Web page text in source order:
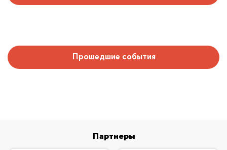
Прошедшие события
Партнеры